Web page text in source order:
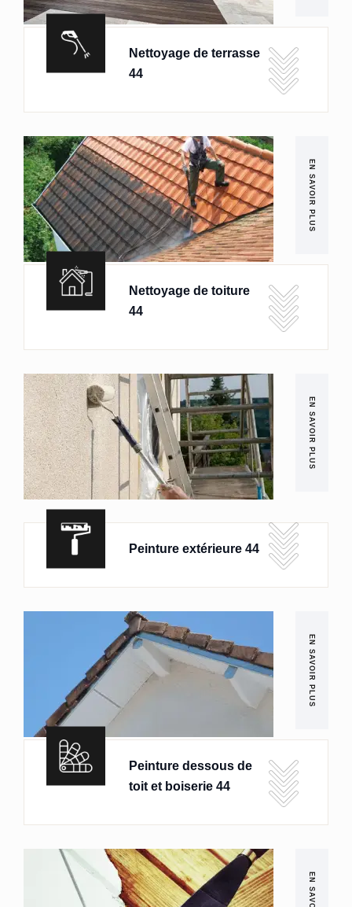
Nettoyage de terrasse
44
EN SAVOIR PLUS
Nettoyage de toiture
44
EN SAVOIR PLUS
Peinture extérieure 44
EN SAVOIR PLUS
Peinture dessous de
toit et boiserie 44